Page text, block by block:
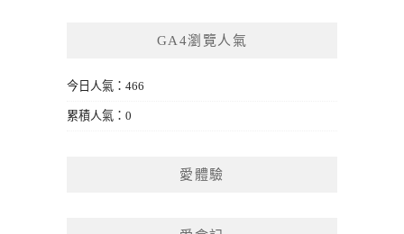
GA4瀏覽人氣
今日人氣：466
累積人氣：0
愛體驗